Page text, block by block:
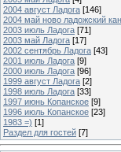
2004 август Ладога [146]
2004 май ново ладожский
2003 июль Ладога [71]
2003 май Ладога [17]
2002 сентябрь Ладога [43]
2001 июль Ладога [9]
2000 июль Ладога [96]
1999 август Ладога [2]
1998 июль Ладога [33]
1997 июнь Копанское [9]
1996 июль Копанское [23]
1983 =) [1]
Раздел для гостей [7]